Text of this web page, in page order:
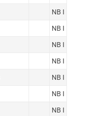
NB I
NB I
NB I
NB I
NB I
NB I
NB I